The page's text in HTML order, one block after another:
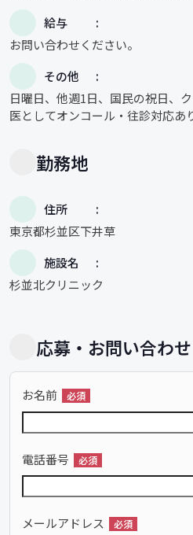
給与
お問い合わせください。
その他
日曜日、他週1日、国民の祝日、
医としてオンコール・往診対応あ
勤務地
住所
東京都杉並区下井草
施設名
杉並北クリニック
応募・お問い合わせ
お名前 必須
電話番号 必須
メールアドレス 必須